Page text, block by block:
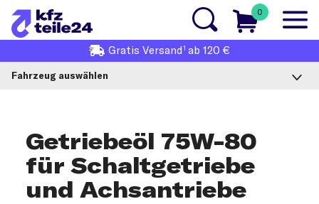
0
Gratis Versand1 ab 120 €
Fahrzeug auswählen
Getriebeöl 75W-80
für Schaltgetriebe
und Achsantriebe